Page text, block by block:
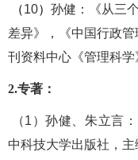
（10） 孙健：《从三
差异》，《中国行政管
刊资料中心《管理科学
2.专著：
（1）孙健、朱立言
中科技大学出版社，主